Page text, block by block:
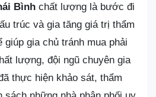
Bình chất lượng là bước đi
trúc và gia tăng giá trị thẩm
gia chủ tránh mua phải
lượng, đội ngũ chuyên gia
thực hiện khảo sát, thẩm